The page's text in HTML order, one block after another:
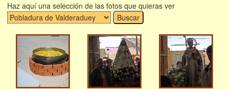
Haz aquí una selección de las fotos que quieras ver